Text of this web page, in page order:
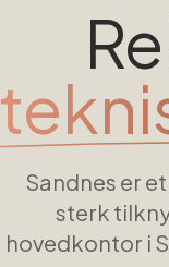
Sandnes er
sterk
hovedkontor i